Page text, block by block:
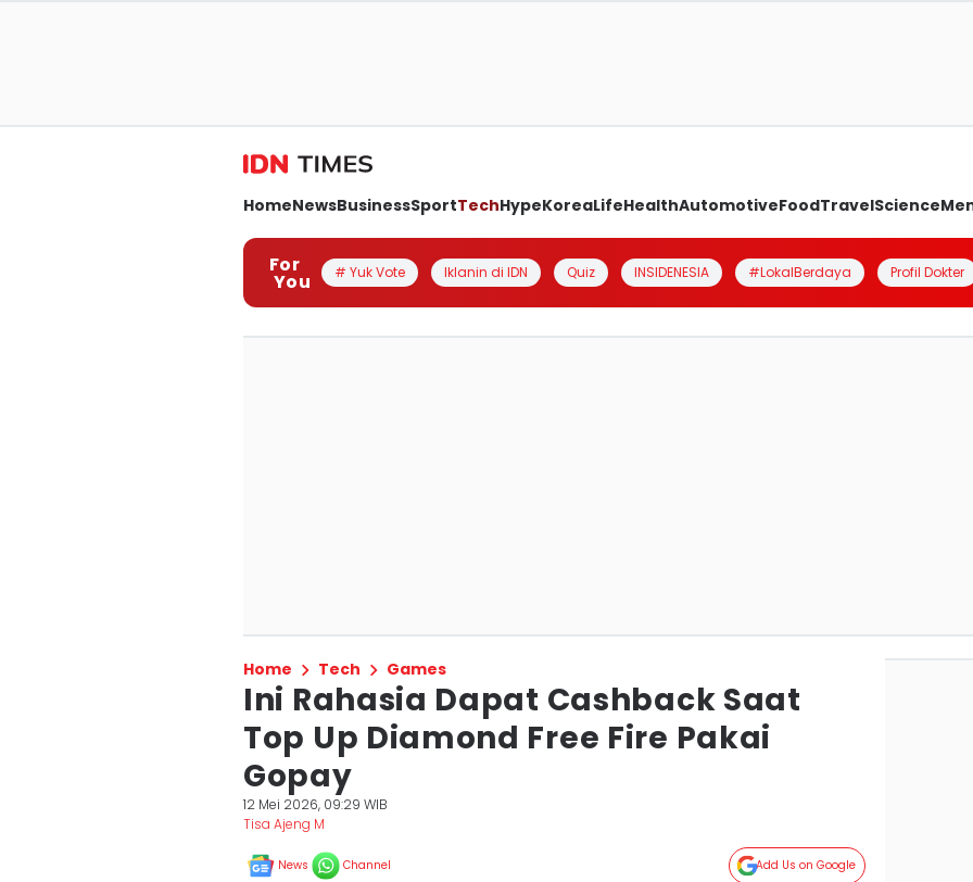
HomeNewsBusinessSportTechHypeKoreaLifeHealthAutomotiveFoodTravelScience
For
You # Yuk Vote Iklanin di IDN Quiz INSIDENESIA #LokalBerdaya Profil Dokter
Home Tech Games
Ini Rahasia Dapat Cashback Saat
Top Up Diamond Free Fire Pakai
Gopay
12 Mei 2026, 09:29 WIB
Tisa Ajeng M
News Channel Add Us on Google